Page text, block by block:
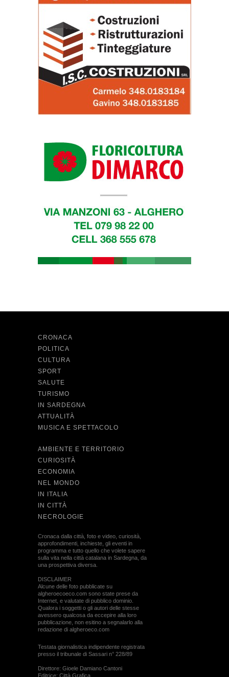
CRONACA
POLITICA
CULTURA
SPORT
SALUTE
TURISMO
IN SARDEGNA
ATTUALITÀ
MUSICA E SPETTACOLO
AMBIENTE E TERRITORIO
CURIOSITÀ
ECONOMIA
NEL MONDO
IN ITALIA
IN CITTÀ
NECROLOGIE
Cronaca dalla città, foto e video, curiosità,
approfondimenti, inchieste, gli eventi in
programma e tutto quello che volete sapere
sulla vita nella città catalana in Sardegna, da
una prospettiva diversa.
DISCLAIMER
Alcune delle foto pubblicate su
algheroecoeco.com sono state prese da
Internet, e valutate di pubblico dominio.
Qualora i soggetti o gli autori delle stesse
avessero qualcosa da eccepire alla loro
pubblicazione, non esitino a segnalarlo alla
redazione di algheroeco.com
Testata giornalistica indipendente registrata
presso il tribunale di Sassari n° 228/89
Direttore: Gioele Damiano Cantoni
Editrice: Città Grafica